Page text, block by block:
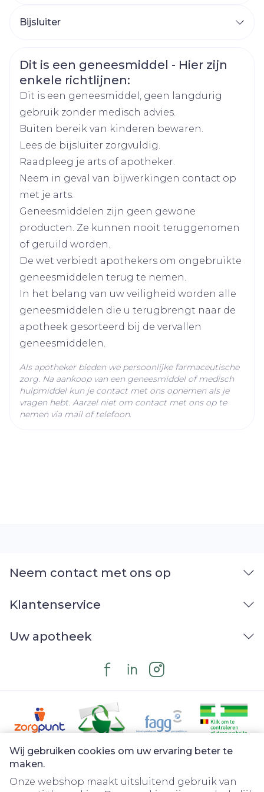
Wij gebruiken cookies om uw ervaring beter te
maken.
Onze webshop maakt uitsluitend gebruik van
Merken Teva
Breedte
99 mm
Diepte 53 mm
Hoeveelheid
Verpakking
98
Actieve
Ingrediënten
escitalopram oxalaat
Behoud
Kamertemperatuur (15°C -
25°C)
Bijsluiter
Veiligheidsinformatie
Dit is een geneesmiddel - Hier zijn
enkele richtlijnen:
Dit is een geneesmiddel, geen langdurig
gebruik zonder medisch advies.
Buiten bereik van kinderen bewaren.
Lees de bijsluiter zorgvuldig.
Raadpleeg je arts of apotheker.
Neem in geval van bijwerkingen contact op
met je arts.
Geneesmiddelen zijn geen gewone
producten. Ze kunnen nooit teruggenomen
of geruild worden.
De wet verbiedt apothekers om ongebruikte
geneesmiddelen terug te nemen.
In het belang van uw veiligheid worden alle
geneesmiddelen die u terugbrengt naar de
apotheek gesorteerd bij de vervallen
geneesmiddelen.
Als apotheker bieden we persoonlijke farmaceutische
zorg. Na aankoop van een geneesmiddel of medisch
hulpmiddel kun je contact met ons opnemen als je
vragen hebt. Aarzel niet om contact met ons op te
nemen via mail of telefoon.
Neem contact met ons op
Klantenservice
Uw apotheek
Juridische links